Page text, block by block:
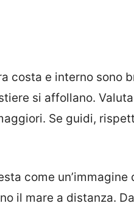
costa e interno sono
si affollano.
Se guidi,
come
il mare a distanza.